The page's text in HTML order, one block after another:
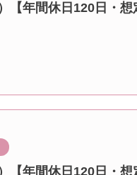
【年間休日120日・想
【年間休日120日・想